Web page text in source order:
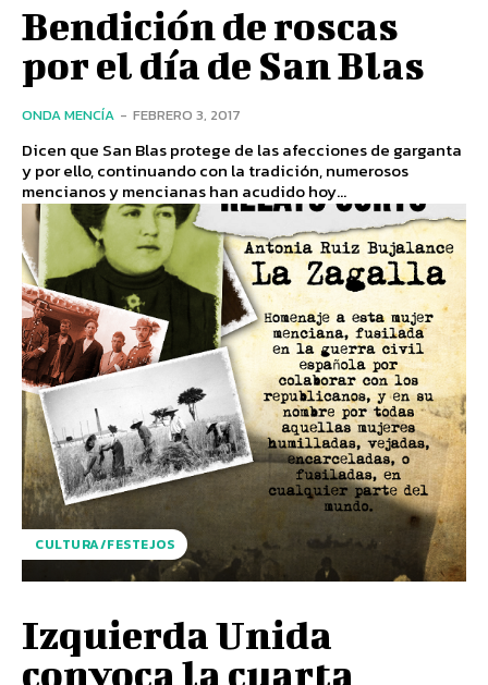
Bendición de roscas
por el día de San Blas
ONDA MENCÍA - FEBRERO 3, 2017
Dicen que San Blas protege de las afecciones de garganta
y por ello, continuando con la tradición, numerosos
mencianos y mencianas han acudido hoy...
CULTURA/FESTEJOS
Izquierda Unida
convoca la cuarta